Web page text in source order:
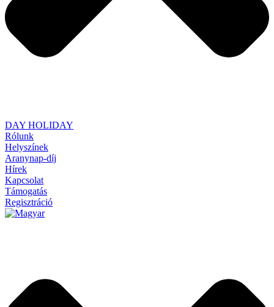
DAY HOLIDAY
Rólunk
Helyszínek
Aranynap-díj
Hírek
Kapcsolat
Támogatás
Regisztráció